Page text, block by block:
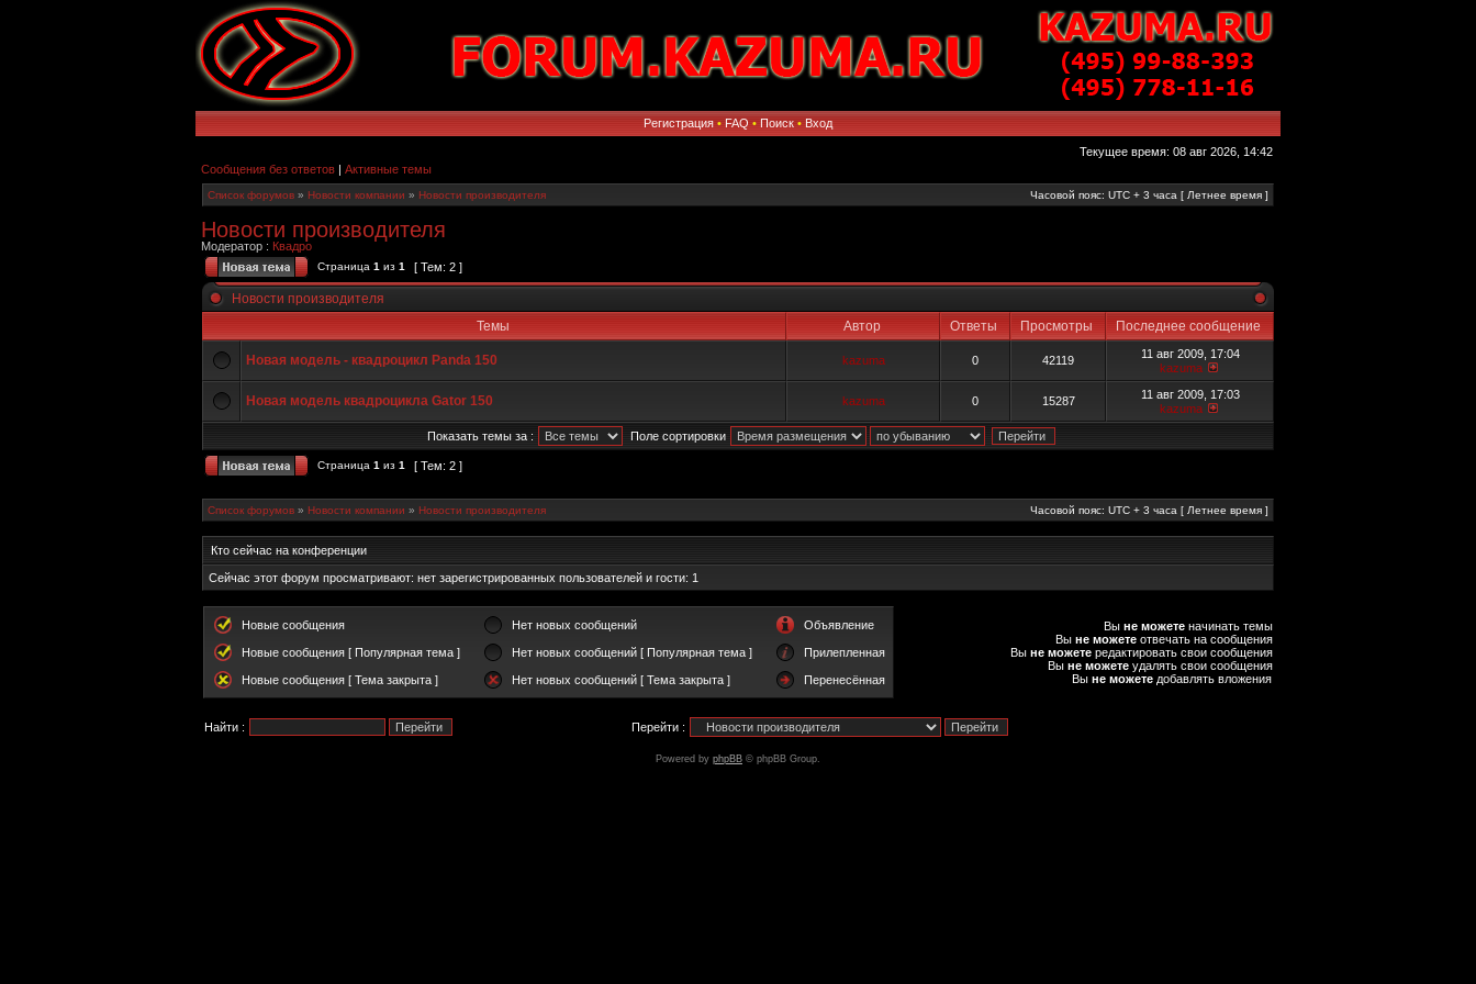
Регистрация • FAQ • Поиск • Вход
Текущее время: 08 авг 2026, 14:42
Сообщения без ответов | Активные темы
Список форумов » Новости компании » Новости производителя Часовой пояс: UTC + 3 часа [ Летнее время ]
Новости производителя
Модератор : Квадро
Страница 1 из 1 [ Тем: 2 ]
Новости производителя
Темы
Автор Ответы Просмотры Последнее сообщение
Новая модель - квадроцикл Panda 150 kazuma 0 42119
11 авг 2009, 17:04
kazuma
Новая модель квадроцикла Gator 150 kazuma 0 15287
11 авг 2009, 17:03
kazuma
Показать темы за : Поле сортировки
Страница 1 из 1 [ Тем: 2 ]
Список форумов » Новости компании » Новости производителя Часовой пояс: UTC + 3 часа [ Летнее время ]
Кто сейчас на конференции
Сейчас этот форум просматривают: нет зарегистрированных пользователей и гости: 1
Новые сообщения Нет новых сообщений Объявление
Новые сообщения [ Популярная тема ] Нет новых сообщений [ Популярная тема ] Прилепленная
Новые сообщения [ Тема закрыта ] Нет новых сообщений [ Тема закрыта ] Перенесённая
Вы не можете начинать темы
Вы не можете отвечать на сообщения
Вы не можете редактировать свои сообщения
Вы не можете удалять свои сообщения
Вы не можете добавлять вложения
Найти : Перейти :
Powered by phpBB © phpBB Group.